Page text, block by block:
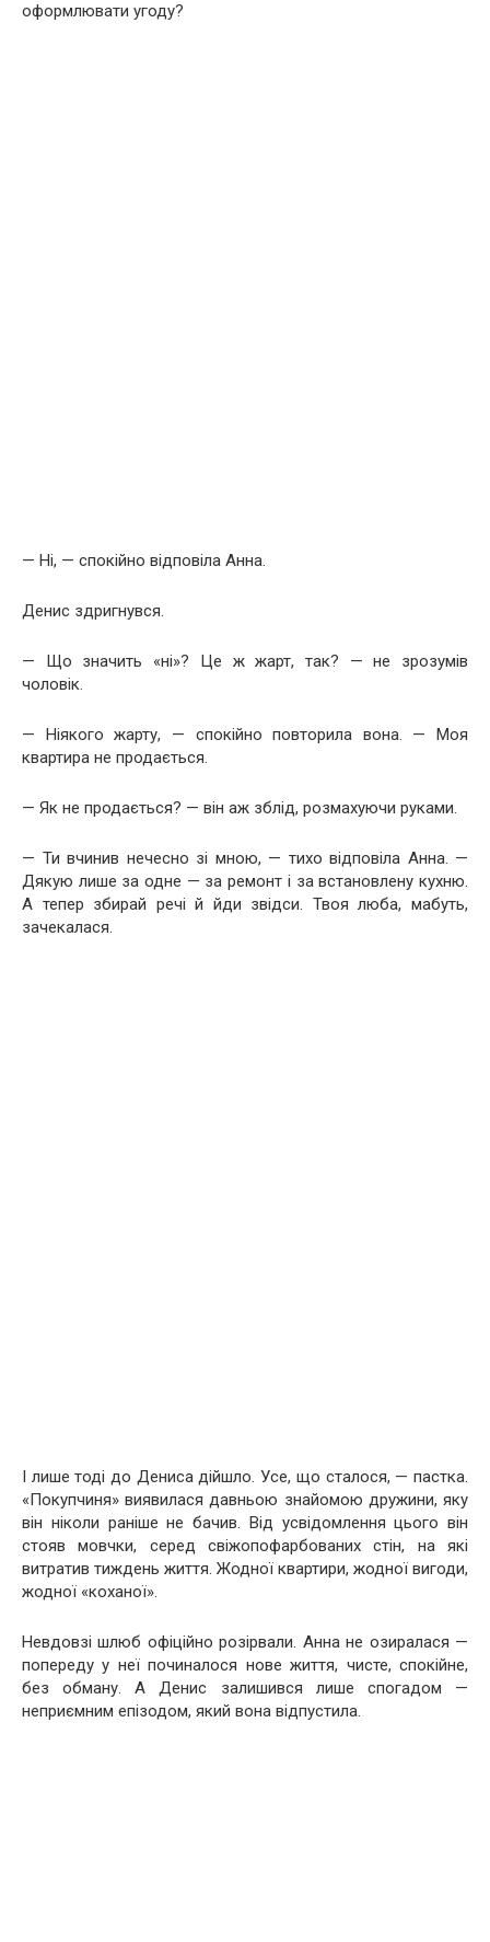
оформлювати угоду?
— Ні, — спокійно відповіла Анна.
Денис здригнувся.
— Що значить «ні»? Це ж жарт, так? — не зрозумів
чоловік.
— Ніякого жарту, — спокійно повторила вона. — Моя
квартира не продається.
— Як не продається? — він аж зблід, розмахуючи руками.
— Ти вчинив нечесно зі мною, — тихо відповіла Анна. —
Дякую лише за одне — за ремонт і за встановлену кухню.
А тепер збирай речі й йди звідси. Твоя люба, мабуть,
зачекалася.
І лише тоді до Дениса дійшло. Усе, що сталося, — пастка.
«Покупчиня» виявилася давньою знайомою дружини, яку
він ніколи раніше не бачив. Від усвідомлення цього він
стояв мовчки, серед свіжопофарбованих стін, на які
витратив тиждень життя. Жодної квартири, жодної вигоди,
жодної «коханої».
Невдовзі шлюб офіційно розірвали. Анна не озиралася —
попереду у неї починалося нове життя, чисте, спокійне,
без обману. А Денис залишився лише спогадом —
неприємним епізодом, який вона відпустила.